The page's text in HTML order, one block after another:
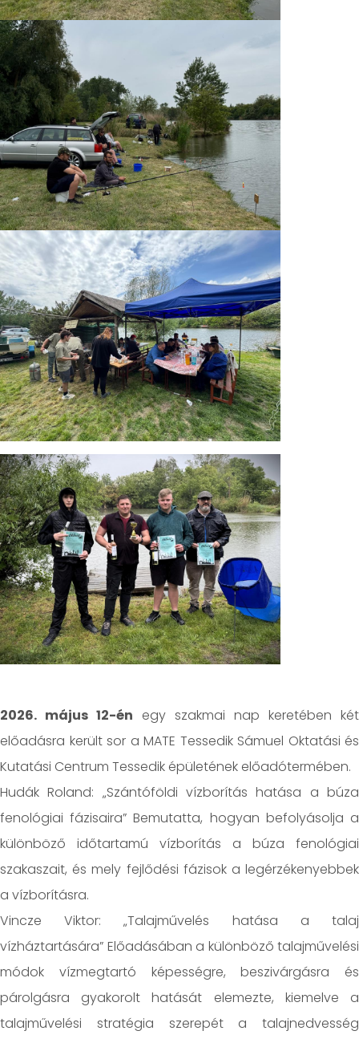
2026. május 12-én egy szakmai nap keretében két
előadásra került sor a MATE Tessedik Sámuel Oktatási és
Kutatási Centrum Tessedik épületének előadótermében.
Hudák Roland: „Szántóföldi vízborítás hatása a búza
fenológiai fázisaira” Bemutatta, hogyan befolyásolja a
különböző időtartamú vízborítás a búza fenológiai
szakaszait, és mely fejlődési fázisok a legérzékenyebbek
a vízborításra.
Vincze Viktor: „Talajművelés hatása a talaj
vízháztartására” Előadásában a különböző talajművelési
módok vízmegtartó képességre, beszivárgásra és
párolgásra gyakorolt hatását elemezte, kiemelve a
talajművelési stratégia szerepét a talajnedvesség